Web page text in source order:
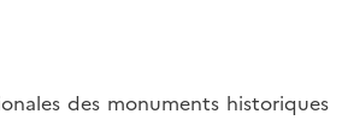
des monuments historiques